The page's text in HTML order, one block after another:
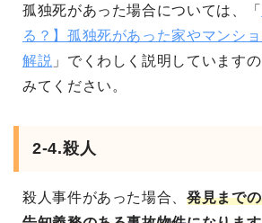
孤独死があった場合については、「
る？】孤独死があった家やマンシ
解説 」でくわしく説明しています
みてください。
2-4.殺人
殺人事件があった場合、発見まで